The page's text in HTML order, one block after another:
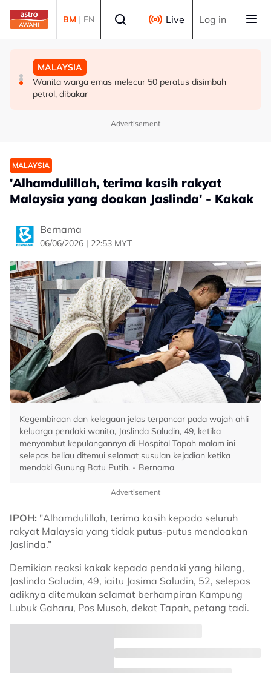
Skip to main content
BM | EN Live Log in
MALAYSIA
Berita tempatan pilihan sepanjang hari ini
DUNIA
Singapura sambut Hari Kebangsaan ke-61, NDP kembali
ke Stadium Negara
MALAYSIA
Wanita warga emas melecur 50 peratus disimbah
petrol, dibakar
Advertisement
MALAYSIA
'Alhamdulillah, terima kasih rakyat
Malaysia yang doakan Jaslinda' - Kakak
Bernama
06/06/2026 | 22:53 MYT
Kegembiraan dan kelegaan jelas terpancar pada wajah ahli
keluarga pendaki wanita, Jaslinda Saludin, 49, ketika
menyambut kepulangannya di Hospital Tapah malam ini
selepas beliau ditemui selamat susulan kejadian ketika
mendaki Gunung Batu Putih. - Bernama
Advertisement
IPOH: "Alhamdulillah, terima kasih kepada seluruh
rakyat Malaysia yang tidak putus-putus mendoakan
Jaslinda.”
Demikian reaksi kakak kepada pendaki yang hilang,
Jaslinda Saludin, 49, iaitu Jasima Saludin, 52, selepas
adiknya ditemukan selamat berhampiran Kampung
Lubuk Gaharu, Pos Musoh, dekat Tapah, petang tadi.